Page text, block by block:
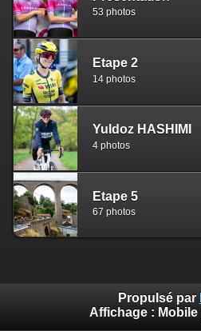
53 photos
Etape 2
14 photos
Yuldoz HASHIMI
4 photos
Etape 5
67 photos
Propulsé par
Affichage : Mobile